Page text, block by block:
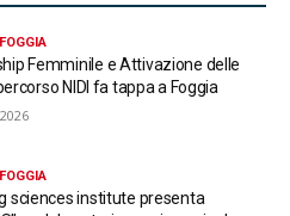
Femminile e Attivazione delle
NIDI fa tappa a Foggia
sciences institute presenta